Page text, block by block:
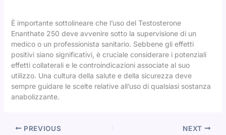
È importante sottolineare che l’uso del Testosterone
Enanthate 250 deve avvenire sotto la supervisione di un
medico o un professionista sanitario. Sebbene gli effetti
positivi siano significativi, è cruciale considerare i potenziali
effetti collaterali e le controindicazioni associate al suo
utilizzo. Una cultura della salute e della sicurezza deve
sempre guidare le scelte relative all’uso di qualsiasi sostanza
anabolizzante.
PREVIOUS NEXT